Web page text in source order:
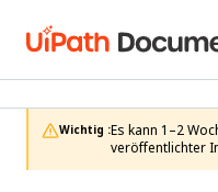
Wichtig :Es kann 1–2
veröffentlichter